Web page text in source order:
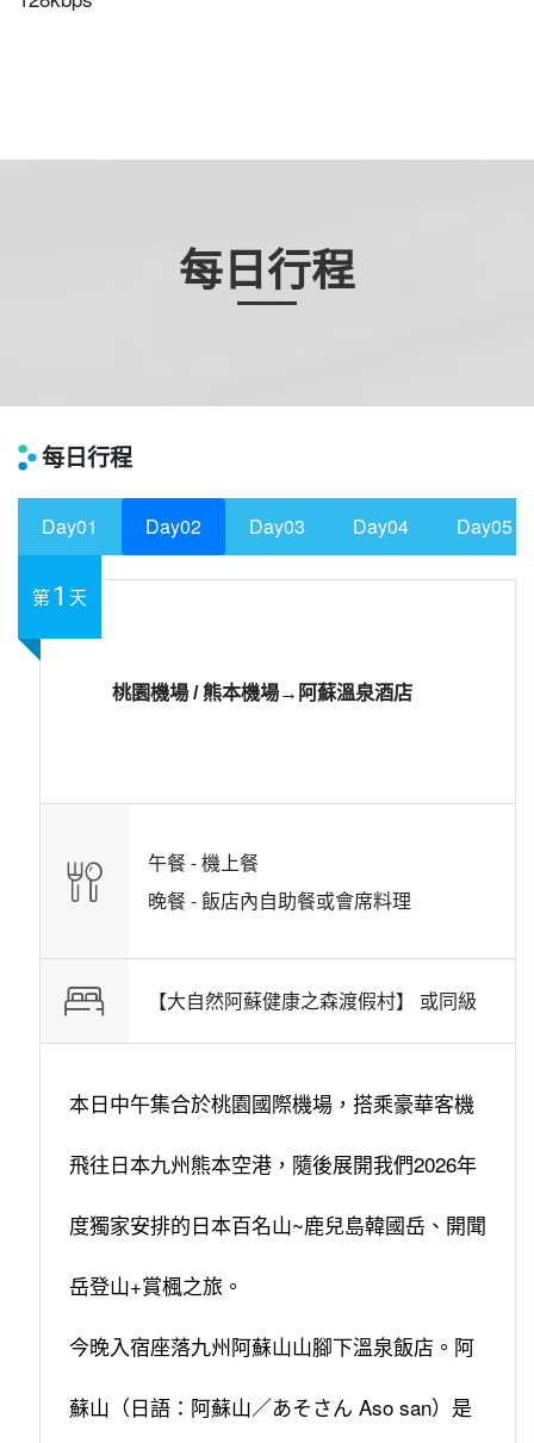
每日行程
每日行程
Day01 Day02 Day03 Day04 Day05
第1 天
桃園機場 / 熊本機場→阿蘇溫泉酒店
午餐 -機上餐
晚餐 -飯店內自助餐或會席料理
【大自然阿蘇健康之森渡假村】 或同級
本日中午集合於桃園國際機場，搭乘豪華客機
飛往日本九州熊本空港，隨後展開我們2026年
度獨家安排的日本百名山~鹿兒島韓國岳、開聞
岳登山+賞楓之旅。
今晚入宿座落九州阿蘇山山腳下溫泉飯店。阿
蘇山（日語：阿蘇山／あそさん Aso san）是